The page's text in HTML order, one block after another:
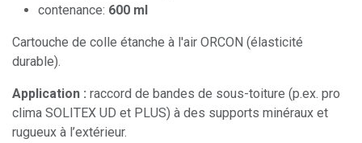
contenance: 600 ml
Cartouche de colle étanche à l'air ORCON (élasticité
durable).
Application : raccord de bandes de sous-toiture (p.ex. pro
clima SOLITEX UD et PLUS) à des supports minéraux et
rugueux à l’extérieur.